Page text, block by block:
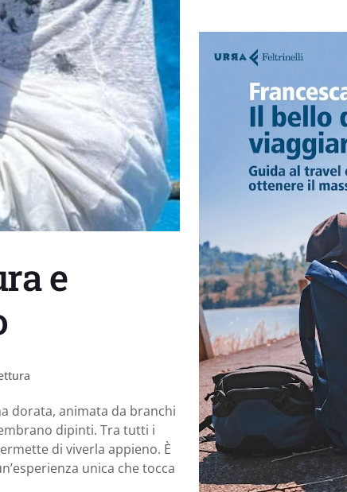
e
dorata, animata da branchi
dipinti. Tra tutti i
di viverla appieno. È
unica che tocca